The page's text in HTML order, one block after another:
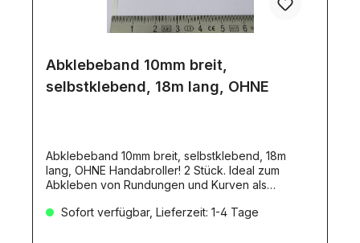
Abklebeband 10mm breit,
selbstklebend, 18m lang, OHNE
Abklebeband 10mm breit, selbstklebend, 18m
lang, OHNE Handabroller! 2 Stück. Ideal zum
Abkleben von Rundungen und Kurven als
18mm. Flexibles Masking Tape 10 mm BreiteDieses
Sofort verfügbar, Lieferzeit: 1-4 Tage